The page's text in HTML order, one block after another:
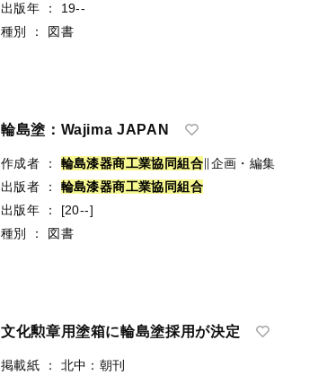
出版年
：
19--
種別
： 図書
輪島塗：Wajima JAPAN
作成者 ： 輪島漆器商工業協同組 合∥企画・編集
出版者
： 輪島漆器商工業協同組 合
出版年
：
[20--]
種別
： 図書
文化勲章用塗箱に輪島塗採用が決定
掲載紙 ：
北中：朝刊